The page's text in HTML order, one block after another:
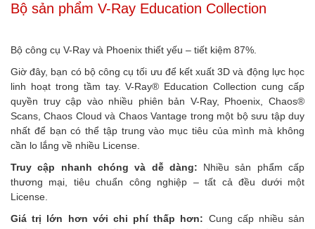
Bộ sản phẩm V-Ray Education Collection
Bộ công cụ V-Ray và Phoenix thiết yếu – tiết kiệm 87%.
Giờ đây, bạn có bộ công cụ tối ưu để kết xuất 3D và động lực học
linh hoạt trong tầm tay. V-Ray® Education Collection cung cấp
quyền truy cập vào nhiều phiên bản V-Ray, Phoenix, Chaos®
Scans, Chaos Cloud và Chaos Vantage trong một bộ sưu tập duy
nhất để bạn có thể tập trung vào mục tiêu của mình mà không
cần lo lắng về nhiều License.
Truy cập nhanh chóng và dễ dàng: Nhiều sản phẩm cấp
thương mại, tiêu chuẩn công nghiệp – tất cả đều dưới một
License.
Giá trị lớn hơn với chi phí thấp hơn: Cung cấp nhiều sản